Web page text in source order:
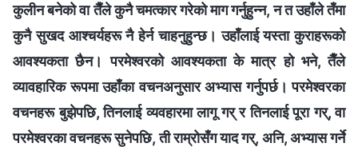
कुलीन बनेको वा तैँले कुनै चमत्कार गरेको माग गर्नुहुन्‍न, न त उहाँले तँमा
कुनै सुखद आश्‍चर्यहरू नै हेर्न चाहनुहुन्छ। उहाँलाई यस्ता कुराहरूको
आवश्यकता छैन। परमेश्‍वरको आवश्यकता के मात्र हो भने, तैँले
व्यावहारिक रूपमा उहाँका वचनअनुसार अभ्यास गर्नुपर्छ। परमेश्‍वरका
वचनहरू बुझेपछि, तिनलाई व्यवहारमा लागू गर् र तिनलाई पूरा गर्, वा
परमेश्‍वरका वचनहरू सुनेपछि, ती राम्रोसँग याद गर्, अनि, अभ्यास गर्ने